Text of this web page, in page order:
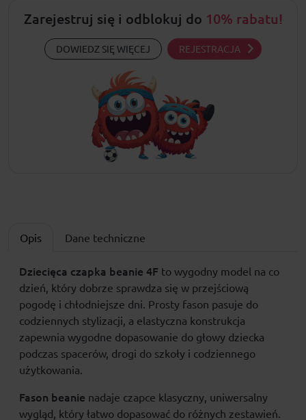
Zarejestruj się i odblokuj do 10% rabatu!
DOWIEDZ SIĘ WIĘCEJ REJESTRACJA
Opis Dane techniczne
Dziecięca czapka beanie 4F to wygodny model na co
dzień, który dobrze sprawdza się w przejściową
pogodę i chłodniejsze dni. Prosty fason pasuje do
codziennych stylizacji, a elastyczna konstrukcja
zapewnia wygodne dopasowanie do głowy dziecka
podczas spacerów, drogi do szkoły i codziennego
użytkowania.
Fason beanie nadaje czapce klasyczny, uniwersalny
wygląd, który łatwo dopasować do różnych zestawień.